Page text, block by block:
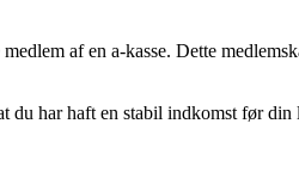
af en a-kasse. Dette
har haft en stabil indkomst før